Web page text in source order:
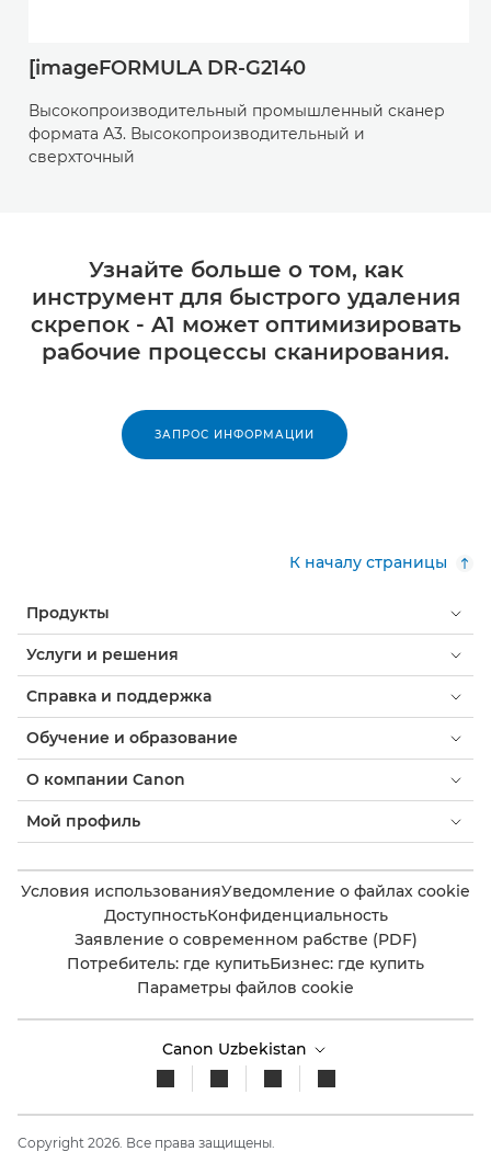
[imageFORMULA DR-G2140
Высокопроизводительный промышленный сканер
формата А3. Высокопроизводительный и
сверхточный
Узнайте больше о том, как
инструмент для быстрого удаления
скрепок - A1 может оптимизировать
рабочие процессы сканирования.
ЗАПРОС ИНФОРМАЦИИ
К началу страницы
Продукты
Услуги и решения
Справка и поддержка
Обучение и образование
О компании Canon
Мой профиль
Условия использованияУведомление о файлах cookie
ДоступностьКонфиденциальность
Заявление о современном рабстве (PDF)
Потребитель: где купитьБизнес: где купить
Параметры файлов cookie
Canon Uzbekistan
Copyright 2026. Все права защищены.